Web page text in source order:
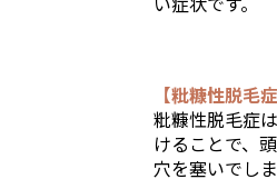
【粃糠性脱毛
粃糠性脱毛症
けることで、
穴を塞いでし